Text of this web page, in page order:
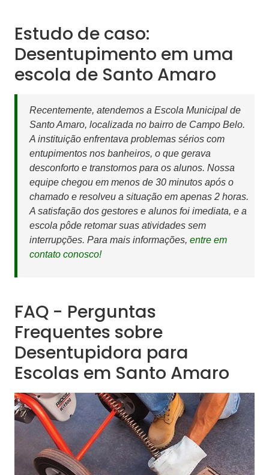
Estudo de caso:
Desentupimento em uma
escola de Santo Amaro
Recentemente, atendemos a Escola Municipal de
Santo Amaro, localizada no bairro de Campo Belo.
A instituição enfrentava problemas sérios com
entupimentos nos banheiros, o que gerava
desconforto e transtornos para os alunos. Nossa
equipe chegou em menos de 30 minutos após o
chamado e resolveu a situação em apenas 2 horas.
A satisfação dos gestores e alunos foi imediata, e a
escola pôde retomar suas atividades sem
interrupções. Para mais informações, entre em
contato conosco!
FAQ - Perguntas
Frequentes sobre
Desentupidora para
Escolas em Santo Amaro